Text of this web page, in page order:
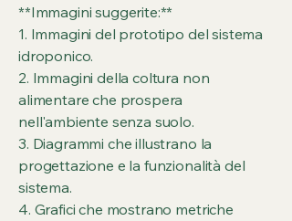
**Immagini suggerite:**
1. Immagini del prototipo del sistema
idroponico.
2. Immagini della coltura non
alimentare che prospera
nell'ambiente senza suolo.
3. Diagrammi che illustrano la
progettazione e la funzionalità del
sistema.
4. Grafici che mostrano metriche